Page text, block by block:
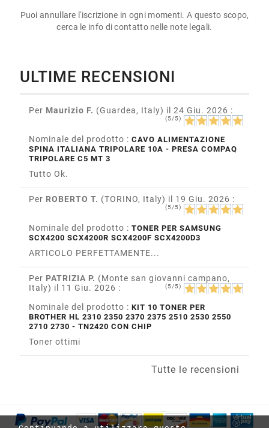
Puoi annullare l'iscrizione in ogni momenti. A questo scopo,
cerca le info di contatto nelle note legali.
ULTIME RECENSIONI
Per Maurizio F. (Guardea, Italy) il 24 Giu. 2026 :
(5/5)
Nominale del prodotto : CAVO ALIMENTAZIONE
SPINA ITALIANA TRIPOLARE 10A - PRESA COMPAQ
TRIPOLARE C5 MT 3
Tutto Ok.
Per ROBERTO T. (TORINO, Italy) il 19 Giu. 2026 :
(5/5)
Nominale del prodotto : TONER PER SAMSUNG
SCX4200 SCX4200R SCX4200F SCX4200D3
ARTICOLO PERFETTAMENTE...
Per PATRIZIA P. (Monte san giovanni campano,
Italy) il 11 Giu. 2026 : (5/5)
Nominale del prodotto : KIT 10 TONER PER
BROTHER HL 2310 2350 2370 2375 2510 2530 2550
2710 2730 - TN2420 CON CHIP
Toner ottimi
Tutte le recensioni